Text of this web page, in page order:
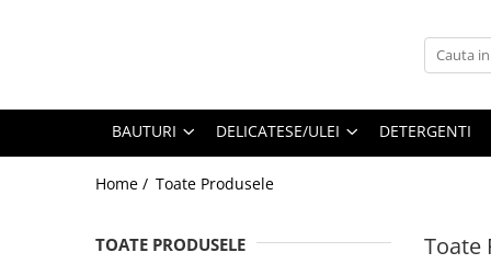
PARFUMURI
BAUTURI DELICATESE/ULEI DETERGENTI
Home / Toate Produsele
Toate
TOATE PRODUSELE